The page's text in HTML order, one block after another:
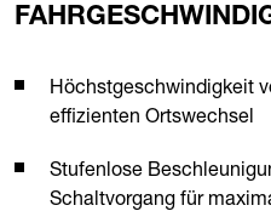
Höchstgeschwindigkeit
effizienten Ortswechsel
Stufenlose
Schaltvorgang für